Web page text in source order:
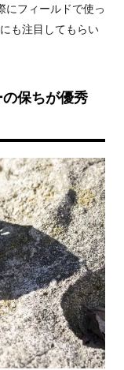
にフィールドで使っ
も注目してもらい
保ちが優秀